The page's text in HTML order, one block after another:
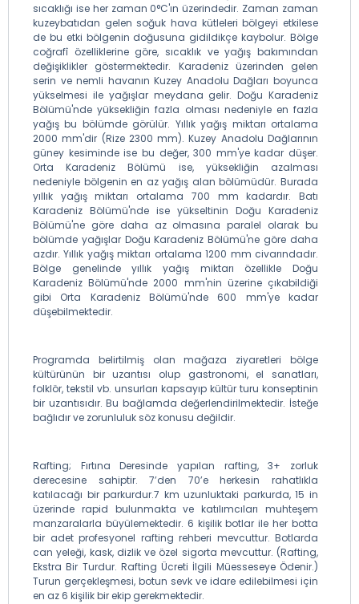
sıcaklığı ise her zaman 0°C'ın üzerindedir. Zaman zaman
kuzeybatıdan gelen soğuk hava kütleleri bölgeyi etkilese
de bu etki bölgenin doğusuna gidildikçe kaybolur. Bölge
coğrafî özelliklerine göre, sıcaklık ve yağış bakımından
değişiklikler göstermektedir. Karadeniz üzerinden gelen
serin ve nemli havanın Kuzey Anadolu Dağları boyunca
yükselmesi ile yağışlar meydana gelir. Doğu Karadeniz
Bölümü'nde yüksekliğin fazla olması nedeniyle en fazla
yağış bu bölümde görülür. Yıllık yağış miktarı ortalama
2000 mm'dir (Rize 2300 mm). Kuzey Anadolu Dağlarının
güney kesiminde ise bu değer, 300 mm'ye kadar düşer.
Orta Karadeniz Bölümü ise, yüksekliğin azalması
nedeniyle bölgenin en az yağış alan bölümüdür. Burada
yıllık yağış miktarı ortalama 700 mm kadardır. Batı
Karadeniz Bölümü'nde ise yükseltinin Doğu Karadeniz
Bölümü'ne göre daha az olmasına paralel olarak bu
bölümde yağışlar Doğu Karadeniz Bölümü'ne göre daha
azdır. Yıllık yağış miktarı ortalama 1200 mm civarındadır.
Bölge genelinde yıllık yağış miktarı özellikle Doğu
Karadeniz Bölümü'nde 2000 mm'nin üzerine çıkabildiği
gibi Orta Karadeniz Bölümü'nde 600 mm'ye kadar
düşebilmektedir.
Programda belirtilmiş olan mağaza ziyaretleri bölge
kültürünün bir uzantısı olup gastronomi, el sanatları,
folklör, tekstil vb. unsurları kapsayıp kültür turu konseptinin
bir uzantısıdır. Bu bağlamda değerlendirilmektedir. İsteğe
bağlıdır ve zorunluluk söz konusu değildir.
Rafting; Fırtına Deresinde yapılan rafting, 3+ zorluk
derecesine sahiptir. 7’den 70’e herkesin rahatlıkla
katılacağı bir parkurdur.7 km uzunluktaki parkurda, 15 in
üzerinde rapid bulunmakta ve katılımcıları muhteşem
manzaralarla büyülemektedir. 6 kişilik botlar ile her botta
bir adet profesyonel rafting rehberi mevcuttur. Botlarda
can yeleği, kask, dizlik ve özel sigorta mevcuttur. (Rafting,
Ekstra Bir Turdur. Rafting Ücreti İlgili Müesseseye Ödenir.)
Turun gerçekleşmesi, botun sevk ve idare edilebilmesi için
en az 6 kişilik bir ekip gerekmektedir.